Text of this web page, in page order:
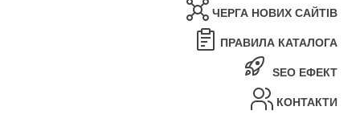
ЧЕРГА НОВИХ САЙТІВ
ПРАВИЛА КАТАЛОГА
SEO ЕФЕКТ
КОНТАКТИ